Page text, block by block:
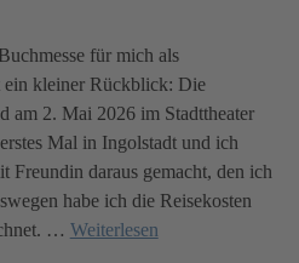
für mich als
kleiner Rückblick: Die
am 2. Mai 2026 im Stadttheater
Mal in Ingolstadt und ich
Freundin daraus gemacht, den ich
habe ich die Reisekosten
… Weiterlesen